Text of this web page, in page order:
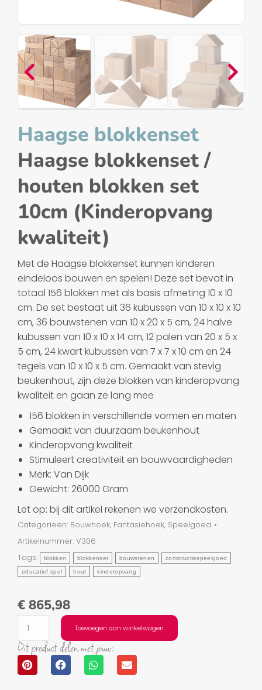
Haagse blokkenset
Haagse blokkenset /
houten blokken set
10cm (Kinderopvang
kwaliteit)
Met de Haagse blokkenset kunnen kinderen
eindeloos bouwen en spelen! Deze set bevat in
totaal 156 blokken met als basis afmeting 10 x 10
cm. De set bestaat uit 36 kubussen van 10 x 10 x 10
cm, 36 bouwstenen van 10 x 20 x 5 cm, 24 halve
kubussen van 10 x 10 x 14 cm, 12 palen van 20 x 5 x
5 cm, 24 kwart kubussen van 7 x 7 x 10 cm en 24
tegels van 10 x 10 x 5 cm. Gemaakt van stevig
beukenhout, zijn deze blokken van kinderopvang
kwaliteit en gaan ze lang mee
156 blokken in verschillende vormen en maten
Gemaakt van duurzaam beukenhout
Kinderopvang kwaliteit
Stimuleert creativiteit en bouwvaardigheden
Merk: Van Dijk
Gewicht: 26000 Gram
Let op: bij dit artikel rekenen we verzendkosten.
Categorieën: Bouwhoek, Fantasiehoek, Speelgoed
Artikelnummer: V306
Tags:
blokken blokkenset bouwstenen constructiespeelgoed
educatief spel hout kinderopvang
€ 865,98
Toevoegen aan winkelwagen
Dit product delen met jouw: